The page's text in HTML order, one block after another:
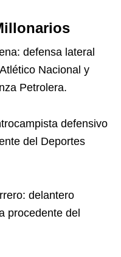
defensa lateral
Nacional y
Petrolera.
defensivo
del Deportes
delantero
procedente del